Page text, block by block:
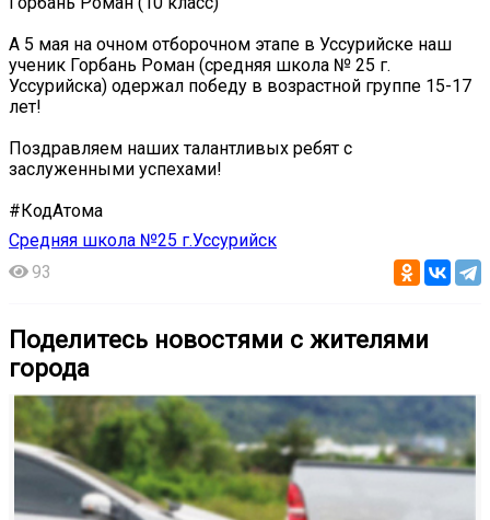
А 5 мая на очном отборочном этапе в Уссурийске наш
ученик Горбань Роман (средняя школа № 25 г.
Уссурийска) одержал победу в возрастной группе 15-17
лет!
Поздравляем наших талантливых ребят с
заслуженными успехами!
#КодАтома
Средняя школа №25 г.Уссурийск
93
Поделитесь новостями с жителями
города